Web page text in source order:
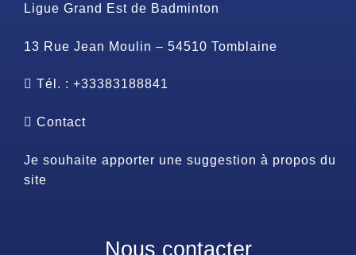
Ligue Grand Est de Badminton
13 Rue Jean Moulin – 54510 Tomblaine
Tél. : +33383188841
Contact
Je souhaite apporter une suggestion à propos du
site
Nous contacter